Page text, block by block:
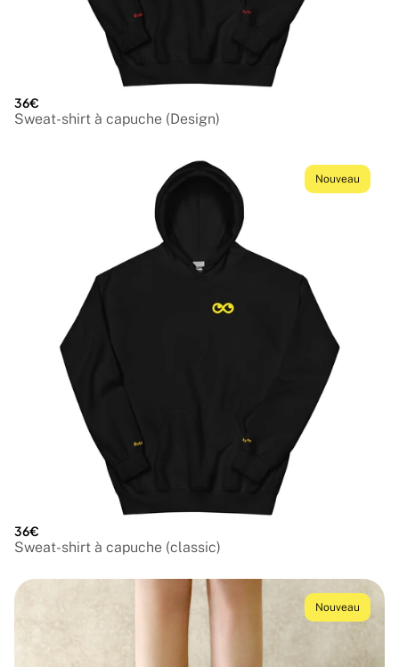
36€
Sweat-shirt à capuche (Design)
Nouveau
36€
Sweat-shirt à capuche (classic)
Nouveau